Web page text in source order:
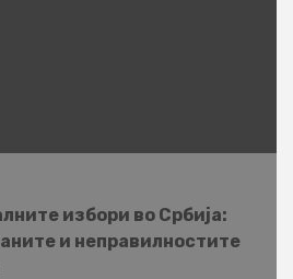
избори во Србија:
и неправилностите